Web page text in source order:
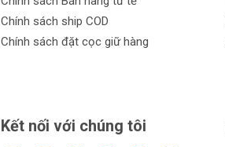
Chính sách ship COD
Chính sách đặt cọc giữ hàng
Kết nối với chúng tôi